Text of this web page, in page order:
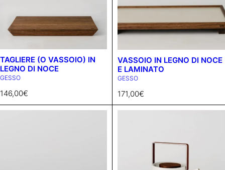
TAGLIERE (O VASSOIO) IN
LEGNO DI NOCE
GESSO
146,00€
VASSOIO IN LEGNO DI NOCE
E LAMINATO
GESSO
171,00€